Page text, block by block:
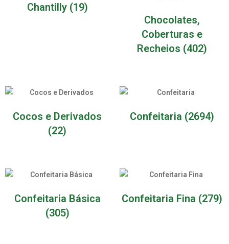
Chantilly (19)
Chocolates,
Coberturas e
Recheios (402)
Cocos e Derivados
(22)
Confeitaria (2694)
Confeitaria Básica
(305)
Confeitaria Fina (279)